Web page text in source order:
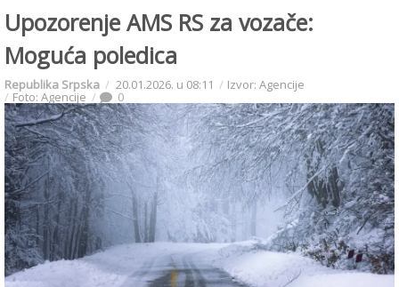
Upozorenje AMS RS za vozače:
Moguća poledica
Republika Srpska 20.01.2026. u 08:11 Izvor: Agencije
Foto: Agencije 0